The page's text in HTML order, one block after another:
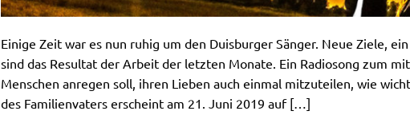
Einige Zeit war es nun ruhig um den Duisburger Sänger. Neue Ziele,
sind das Resultat der Arbeit der letzten Monate. Ein Radiosong zum
Menschen anregen soll, ihren Lieben auch einmal mitzuteilen, wie
des Familienvaters erscheint am 21. Juni 2019 auf […]